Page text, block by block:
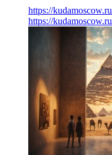
https://
https://